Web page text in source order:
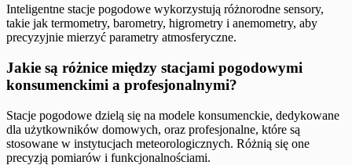
Inteligentne stacje pogodowe wykorzystują różnorodne sensory,
takie jak termometry, barometry, higrometry i anemometry, aby
precyzyjnie mierzyć parametry atmosferyczne.
Jakie są różnice między stacjami pogodowymi
konsumenckimi a profesjonalnymi?
Stacje pogodowe dzielą się na modele konsumenckie, dedykowane
dla użytkowników domowych, oraz profesjonalne, które są
stosowane w instytucjach meteorologicznych. Różnią się one
precyzją pomiarów i funkcjonalnościami.